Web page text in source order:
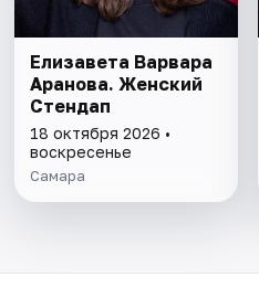
Елизавета Варвара
Аранова. Женский
Стендап
18 октября 2026 •
воскресенье
Самара